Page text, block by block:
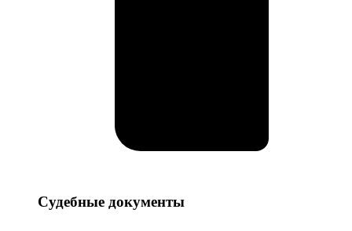
Судебные
Судебные документы